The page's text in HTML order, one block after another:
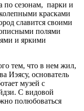
по сезонам, парки и
красками
славится своими
полями
и яркими
тем, что в нем жил,
Иэясу, основатель
музей с
С видовой
полюбоваться